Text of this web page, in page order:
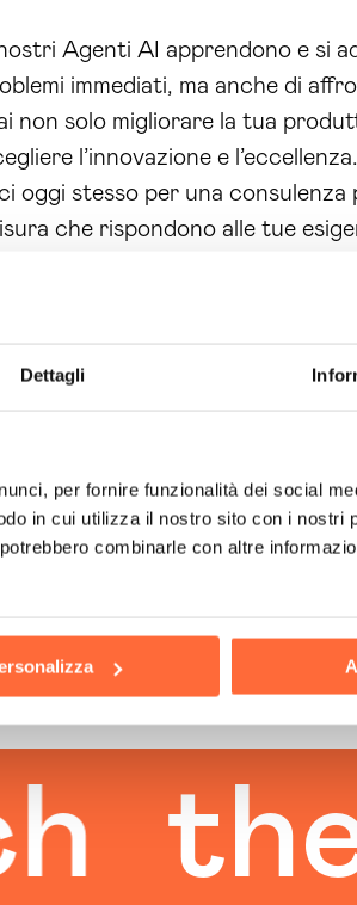
Dettagli
per fornire funzionalità dei social
in cui utilizza il nostro sito con i nostri
combinarle con altre
Agenti AI apprendono e si
immediati, ma anche di
non solo migliorare la tua
l’innovazione e l’eccellenza.
stesso per una consulenza
che rispondono alle tue
come i nostri Agenti AI
e a costruire un successo